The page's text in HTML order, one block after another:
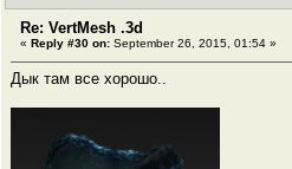
Re: VertMesh .3d
« Reply #30 on: September 26, 2015, 01:54 »
Дык там все хорошо..